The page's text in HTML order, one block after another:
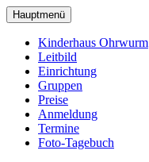
zum
Hauptinhalt
wechseln
Hauptmenü
Kinderhaus Ohrwurm
Leitbild
Einrichtung
Gruppen
Preise
Anmeldung
Termine
Foto-Tagebuch